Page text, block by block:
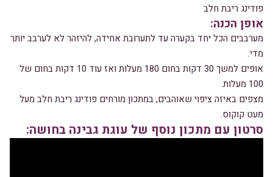
פודינג ריבת חלב
אופן הכנה:
מערבבים הכל יחד בקערה עד לתערובת אחידה, להיזהר לא לערבב יותר
מדי.
אופים למשך 30 דקות בחום 180 מעלות ואז עוד 10 דקות בחום של
100 מעלות.
מצפים באיזה ציפוי שאוהבים, במתכון מורחים פודינג ריבת חלב מעל
מעט קוקוס.
סרטון עם מתכון נוסף של עוגת גבינה בחושה: